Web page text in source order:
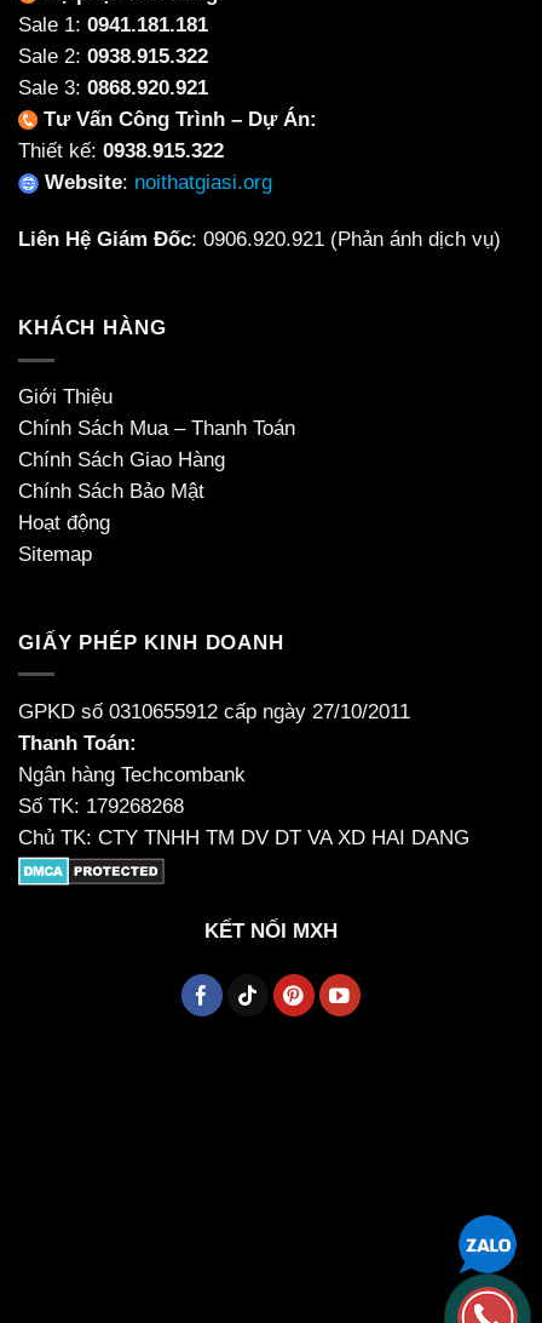
Sale 1: 0941.181.181
Sale 2: 0938.915.322
Sale 3: 0868.920.921
Tư Vấn Công Trình – Dự Án:
Thiết kế: 0938.915.322
Website: noithatgiasi.org
Liên Hệ Giám Đốc: 0906.920.921 (Phản ánh dịch vụ)
KHÁCH HÀNG
Giới Thiệu
Chính Sách Mua – Thanh Toán
Chính Sách Giao Hàng
Chính Sách Bảo Mật
Hoạt động
Sitemap
GIẤY PHÉP KINH DOANH
GPKD số 0310655912 cấp ngày 27/10/2011
Thanh Toán:
Ngân hàng Techcombank
Số TK: 179268268
Chủ TK: CTY TNHH TM DV DT VA XD HAI DANG
KẾT NỐI MXH